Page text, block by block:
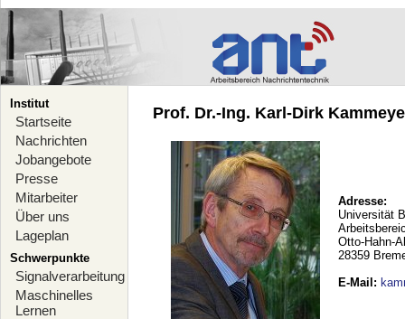
Institut
Startseite
Nachrichten
Jobangebote
Presse
Mitarbeiter
Über uns
Lageplan
Schwerpunkte
Signalverarbeitung
Maschinelles
Lernen
Prof. Dr.-Ing. Karl-Dirk
Adresse:
Universität
Otto-Hahn-
28359
E-Mail :